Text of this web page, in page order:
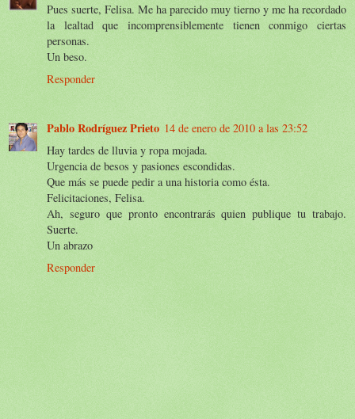
Pues suerte, Felisa. Me ha parecido muy tierno y me ha recordado
la lealtad que incomprensiblemente tienen conmigo ciertas
personas.
Un beso.
Responder
Pablo Rodríguez Prieto 14 de enero de 2010 a las 23:52
Hay tardes de lluvia y ropa mojada.
Urgencia de besos y pasiones escondidas.
Que más se puede pedir a una historia como ésta.
Felicitaciones, Felisa.
Ah, seguro que pronto encontrarás quien publique tu trabajo.
Suerte.
Un abrazo
Responder